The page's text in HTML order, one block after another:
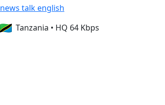
news talkenglish
Tanzania • HQ 64 Kbps